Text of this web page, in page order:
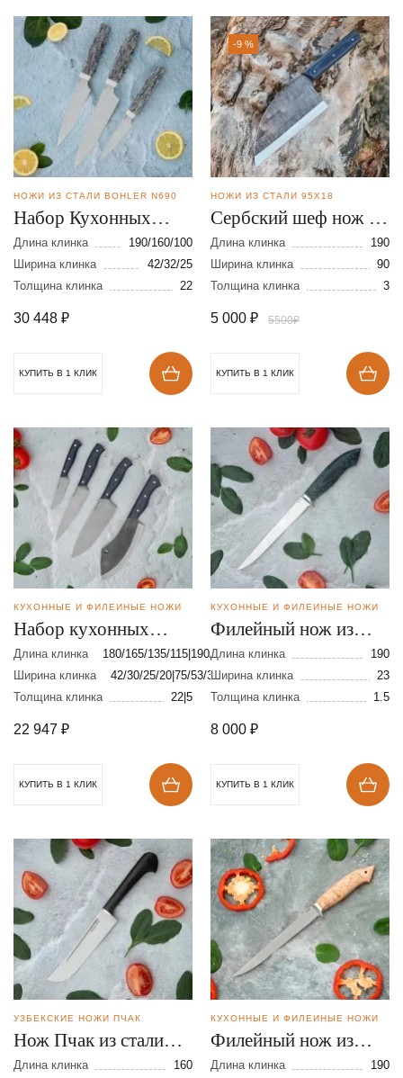
НОЖИ ИЗ СТАЛИ BOHLER N690
Набор Кухонных
ножей из стали N690
Длина клинка
190/160/100
Ширина клинка
42/32/25
Толщина клинка
22
30 448 ₽
КУПИТЬ В 1 КЛИК
-9 %
НОЖИ ИЗ СТАЛИ 95Х18
Сербский шеф нож из
кованой стали 95Х18
Длина клинка
190
Ширина клинка
90
Толщина клинка
3
5 000 ₽ 5500₽
КУПИТЬ В 1 КЛИК
КУХОННЫЕ И ФИЛЕЙНЫЕ НОЖИ
Набор кухонных
ножей из стали 95Х18
Длина клинка
180/165/135/115|190/185/160/90
Ширина клинка
42/30/25/20|75/53/33/23
Толщина клинка
22|5
22 947 ₽
КУПИТЬ В 1 КЛИК
КУХОННЫЕ И ФИЛЕЙНЫЕ НОЖИ
Филейный нож из
стали VG-10
Длина клинка
190
Ширина клинка
23
Толщина клинка
1.5
8 000 ₽
КУПИТЬ В 1 КЛИК
УЗБЕКСКИЕ НОЖИ ПЧАК
Нож Пчак из стали
95Х18
Длина клинка
160
КУХОННЫЕ И ФИЛЕЙНЫЕ НОЖИ
Филейный нож из
стали N690
Длина клинка
190